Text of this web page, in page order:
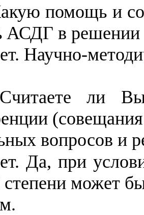
помощь и
АСДГ в
Научно-
ли Вы
вопросов и
Да, при
степени может